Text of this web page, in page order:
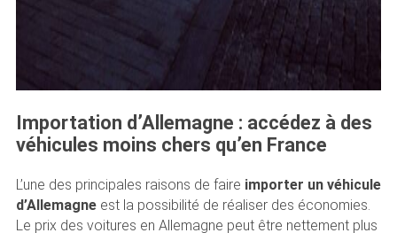
Importation d’Allemagne : accédez à des
véhicules moins chers qu’en France
L’une des principales raisons de faire importer un véhicule
d’Allemagneest la possibilité de réaliser des économies.
Le prix des voitures en Allemagne peut être nettement plus